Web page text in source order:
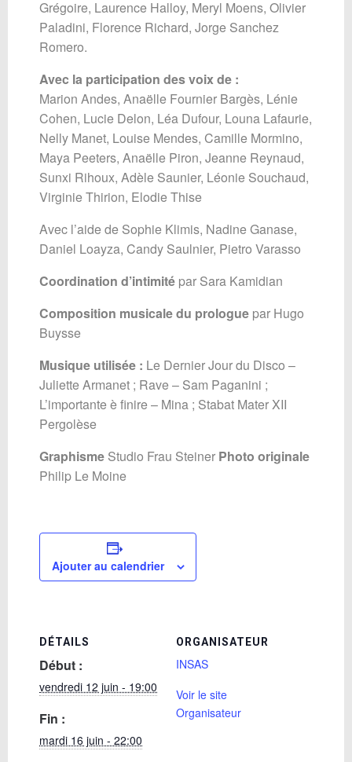
Grégoire, Laurence Halloy, Meryl Moens, Olivier
Paladini, Florence Richard, Jorge Sanchez
Romero.
Avec la participation des voix de :
Marion Andes, Anaëlle Fournier Bargès, Lénie
Cohen, Lucie Delon, Léa Dufour, Louna Lafaurie,
Nelly Manet, Louise Mendes, Camille Mormino,
Maya Peeters, Anaëlle Piron, Jeanne Reynaud,
Sunxi Rihoux, Adèle Saunier, Léonie Souchaud,
Virginie Thirion, Elodie Thise
Avec l’aide de Sophie Klimis, Nadine Ganase,
Daniel Loayza, Candy Saulnier, Pietro Varasso
Coordination d’intimité par Sara Kamidian
Composition musicale du prologue par Hugo
Buysse
Musique utilisée : Le Dernier Jour du Disco –
Juliette Armanet ; Rave – Sam Paganini ;
L’importante è finire – Mina ; Stabat Mater XII
Pergolèse
Graphisme Studio Frau Steiner Photo originale
Philip Le Moine
Ajouter au calendrier
DÉTAILS
Début :
vendredi 12 juin - 19:00
Fin :
mardi 16 juin - 22:00
ORGANISATEUR
INSAS
Voir le site
Organisateur